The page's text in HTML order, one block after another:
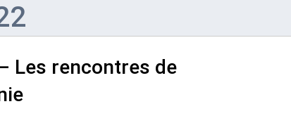
Les rencontres de